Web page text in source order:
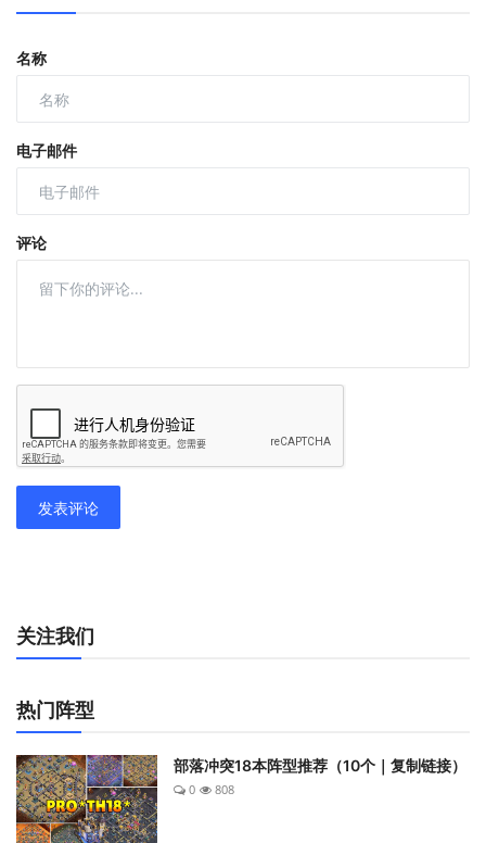
名称
电子邮件
评论
发表评论
关注我们
热门阵型
部落冲突18本阵型推荐（10个｜复制链接）
0 808